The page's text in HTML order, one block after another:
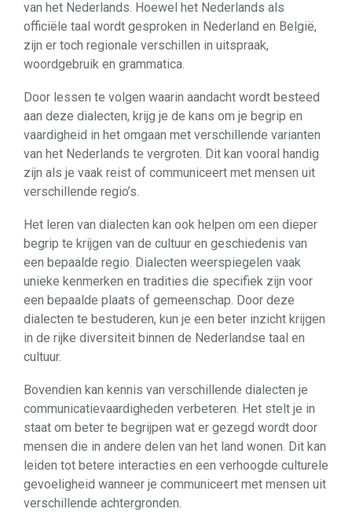
van het Nederlands. Hoewel het Nederlands als
officiële taal wordt gesproken in Nederland en België,
zijn er toch regionale verschillen in uitspraak,
woordgebruik en grammatica.
Door lessen te volgen waarin aandacht wordt besteed
aan deze dialecten, krijg je de kans om je begrip en
vaardigheid in het omgaan met verschillende varianten
van het Nederlands te vergroten. Dit kan vooral handig
zijn als je vaak reist of communiceert met mensen uit
verschillende regio’s.
Het leren van dialecten kan ook helpen om een dieper
begrip te krijgen van de cultuur en geschiedenis van
een bepaalde regio. Dialecten weerspiegelen vaak
unieke kenmerken en tradities die specifiek zijn voor
een bepaalde plaats of gemeenschap. Door deze
dialecten te bestuderen, kun je een beter inzicht krijgen
in de rijke diversiteit binnen de Nederlandse taal en
cultuur.
Bovendien kan kennis van verschillende dialecten je
communicatievaardigheden verbeteren. Het stelt je in
staat om beter te begrijpen wat er gezegd wordt door
mensen die in andere delen van het land wonen. Dit kan
leiden tot betere interacties en een verhoogde culturele
gevoeligheid wanneer je communiceert met mensen uit
verschillende achtergronden.